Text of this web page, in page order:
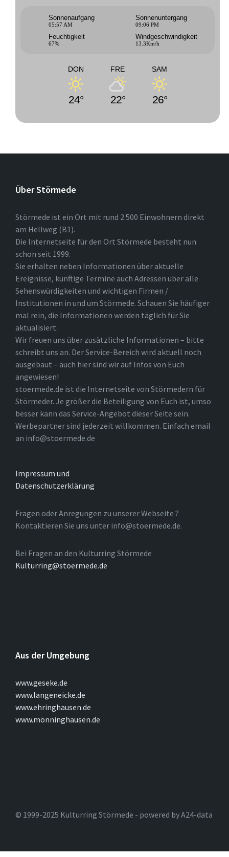
Sonnenaufgang
05:57 AM
Sonnenuntergang
09:06 PM
Feuchtigkeit
67%
Windgeschwindigkeit
13.3Km/h
DON
24°
FRE
22°
SAM
26°
Über Störmede
Störmede ist ein Ort mit rund 2.500 Einwohnern direkt
am Hellweg (B1).
Die Internetseite für den Ort Störmede besteht nun
schon seit 1999.
Sie erhalten neben Informationen über aktuelle
Ereignisse, künftige Termine auch Adressen über alle
Sehenswürdigkeiten und wichtigen Firmen /
Institutionen in und um Störmede. Schauen Sie häufiger
mal rein, die Informationen werden täglich für Sie
aktualisiert.
Wir freuen uns über zusätzliche Informationen – bitte
schreibt uns an. Der Service-Bereich wird aktuell noch
ausgebaut – auch hier sind wir auf Infos von Euch
angewiesen!
stoermede.de ist die Internetseite von Störmedern für
Störmeder. Je größer die Beteiligung von Euch ist, umso
besser kann das Service-Angebot dieser Seite sein.
Werbepartner sind jederzeit willkommen. Einfach email
an info@stoermede.de
Impressum und
Datenschutzerklärung
Fragen oder Anregungen zu unserer Webseite ?
Kontaktieren Sie uns unter info@stoermede.de.
Bei Fragen an den Kulturring Störmede
Kulturring@stoermede.de
Aus der Umgebung
www.geseke.de
www.langeneicke.de
www.ehringhausen.de
www.mönninghausen.de
© 1999-2025 Kulturring Störmede - powered by A24-data